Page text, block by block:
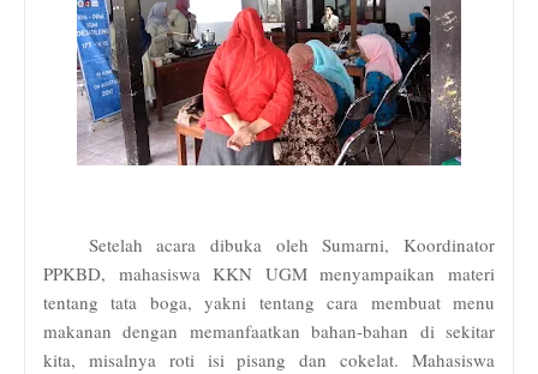
Setelah acara dibuka oleh Sumarni, Koordinator
PPKBD, mahasiswa KKN UGM menyampaikan materi
tentang tata boga, yakni tentang cara membuat menu
makanan dengan memanfaatkan bahan-bahan di sekitar
kita, misalnya roti isi pisang dan cokelat. Mahasiswa